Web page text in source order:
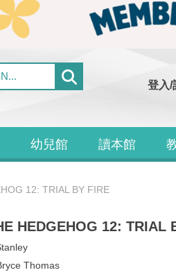
登入/
幼兒館 讀本館
12: TRIAL BY FIRE
HEDGEHOG 12: TRIAL
Thomas